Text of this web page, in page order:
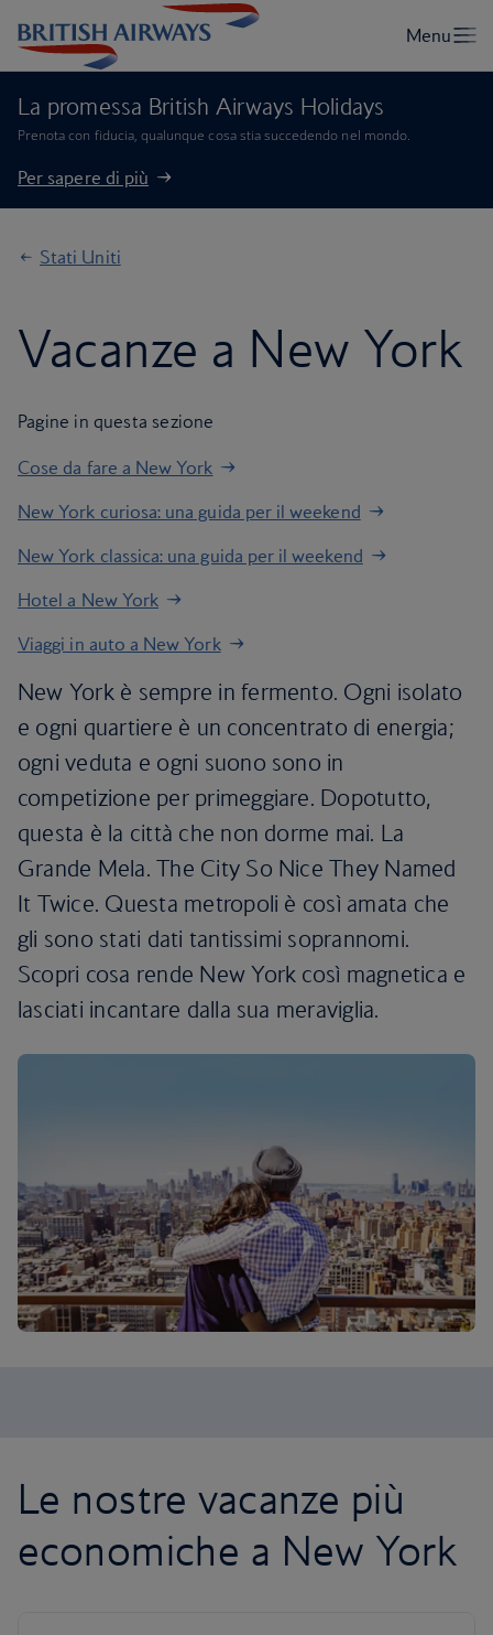
La promessa British Airways Holidays
Prenota con fiducia, qualunque cosa stia succedendo nel mondo.
Per sapere di più
Stati Uniti
Vacanze a New York
Pagine in questa sezione
Cose da fare a New York
New York curiosa: una guida per il weekend
New York classica: una guida per il weekend
Hotel a New York
Viaggi in auto a New York
New York è sempre in fermento. Ogni isolato
e ogni quartiere è un concentrato di energia;
ogni veduta e ogni suono sono in
competizione per primeggiare. Dopotutto,
questa è la città che non dorme mai. La
Grande Mela. The City So Nice They Named
It Twice. Questa metropoli è così amata che
gli sono stati dati tantissimi soprannomi.
Scopri cosa rende New York così magnetica e
lasciati incantare dalla sua meraviglia.
Le nostre vacanze più
economiche a New York